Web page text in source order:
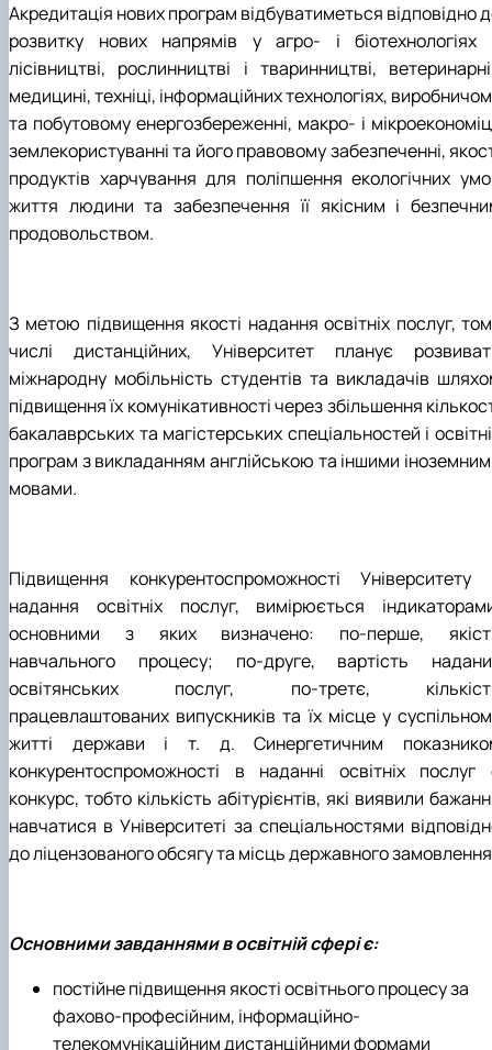
Акредитація нових програм відбуватиметься відповідно
розвитку нових напрямів у агро- і біотехнологіях
лісівництві, рослинництві і тваринництві,
медицині, техніці, інформаційних технологіях,
та побутовому енергозбереженні, макро- і
землекористуванні та його правовому забезпеченні,
продуктів харчування для поліпшення екологічних
життя людини та забезпечення її якісним і
продовольством.
З метою підвищення якості надання освітніх послуг,
числі дистанційних, Університет планує
міжнародну мобільність студентів та викладачів
підвищення їх комунікативності через збільшення
бакалаврських та магістерських спеціальностей і
програм з викладанням англійською та іншими
мовами.
Підвищення конкурентоспроможності Університету
надання освітніх послуг, вимірюється
основними з яких визначено: по-перше,
навчального процесу; по-друге, вартість
освітянських послуг, по-третє,
працевлаштованих випускників та їх місце у
житті держави і т. д. Синергетичним
конкурентоспроможності в наданні освітніх послуг
конкурс, тобто кількість абітурієнтів, які виявили
навчатися в Університеті за спеціальностями
до ліцензованого обсягу та місць державного
Основними завданнями в освітній сфері є:
постійне підвищення якості освітнього процесу за
фахово-професійним, інформаційно-
телекомунікаційним дистанційними формами